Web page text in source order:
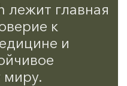
лежит главная
к
и
миру.